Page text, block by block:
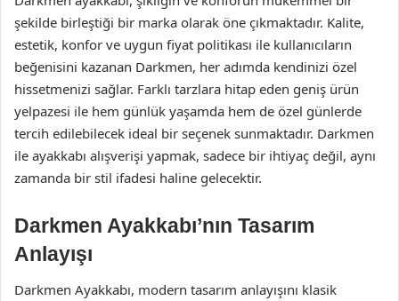
şekilde birleştiği bir marka olarak öne çıkmaktadır. Kalite,
estetik, konfor ve uygun fiyat politikası ile kullanıcıların
beğenisini kazanan Darkmen, her adımda kendinizi özel
hissetmenizi sağlar. Farklı tarzlara hitap eden geniş ürün
yelpazesi ile hem günlük yaşamda hem de özel günlerde
tercih edilebilecek ideal bir seçenek sunmaktadır. Darkmen
ile ayakkabı alışverişi yapmak, sadece bir ihtiyaç değil, aynı
zamanda bir stil ifadesi haline gelecektir.
Darkmen Ayakkabı’nın Tasarım
Anlayışı
Darkmen Ayakkabı, modern tasarım anlayışını klasik